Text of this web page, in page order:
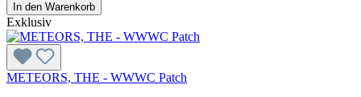
In den Warenkorb
Exklusiv
METEORS, THE - WWWC Patch